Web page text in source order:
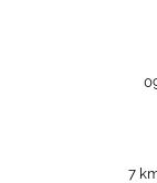
7